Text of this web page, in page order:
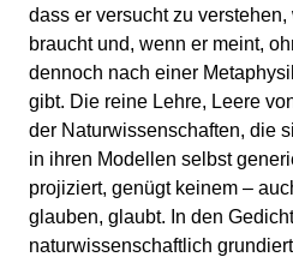
dass er versucht zu
braucht und, wenn er meint,
dennoch nach einer
gibt. Die reine Lehre, Leere
der Naturwissenschaften, die
in ihren Modellen selbst
projiziert, genügt keinem –
glauben, glaubt. In den
naturwissenschaftlich